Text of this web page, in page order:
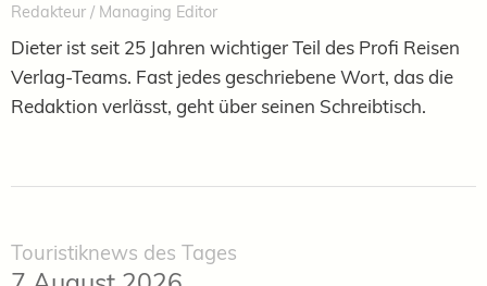
Redakteur / Managing Editor
Dieter ist seit 25 Jahren wichtiger Teil des Profi Reisen
Verlag-Teams. Fast jedes geschriebene Wort, das die
Redaktion verlässt, geht über seinen Schreibtisch.
Touristiknews des Tages